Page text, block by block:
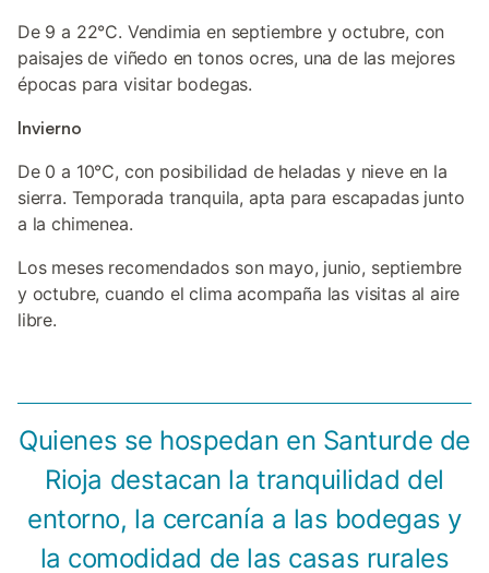
De 9 a 22°C. Vendimia en septiembre y octubre, con
paisajes de viñedo en tonos ocres, una de las mejores
épocas para visitar bodegas.
Invierno
De 0 a 10°C, con posibilidad de heladas y nieve en la
sierra. Temporada tranquila, apta para escapadas junto
a la chimenea.
Los meses recomendados son mayo, junio, septiembre
y octubre, cuando el clima acompaña las visitas al aire
libre.
Quienes se hospedan en Santurde de
Rioja destacan la tranquilidad del
entorno, la cercanía a las bodegas y
la comodidad de las casas rurales